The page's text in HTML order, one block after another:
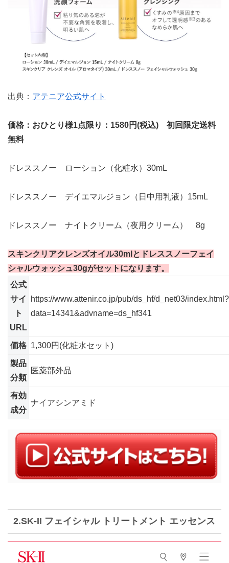
出典： アテニア公式サイト
価格：おひとり様1点限り：1580円(税込) 初回限定送料
無料
ドレススノー ローション（化粧水）30mL
ドレススノー デイエマルジョン（日中用乳液）15mL
ドレススノー ナイトクリーム（夜用クリーム） 8g
スキンクリアクレンズオイル30mlとドレススノーフェイ
シャルウォッシュ30gがセットになります。
公式
サイ
ト
URL
https://www.attenir.co.jp/pub/ds_hf/d_net03/index.html?
data=14341&advname=ds_hf341
価格 1,300円(化粧水セット)
製品
分類
医薬部外品
有効
成分
ナイアシンアミド
2.SK-II フェイシャル トリートメント エッセンス